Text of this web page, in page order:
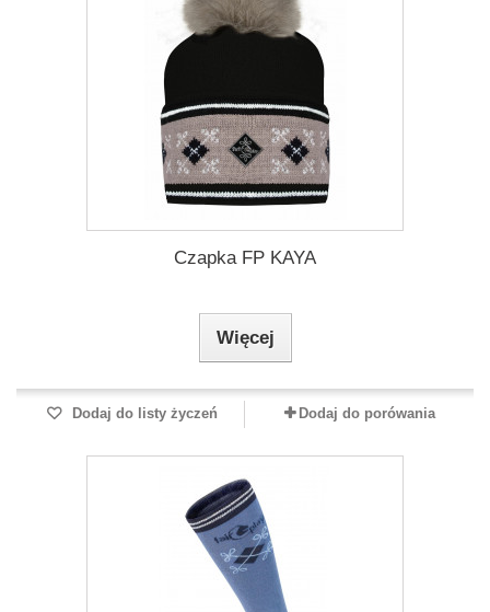
Czapka FP KAYA
Więcej
Dodaj do listy życzeń Dodaj do porówania